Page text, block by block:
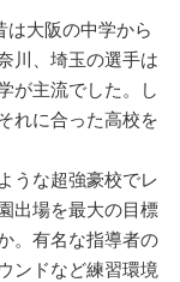
は大阪の中学から
川、埼玉の選手は
が主流でした。し
れに合った高校を
うな超強豪校でレ
出場を最大の目標
。有名な指導者の
ンドなど練習環境